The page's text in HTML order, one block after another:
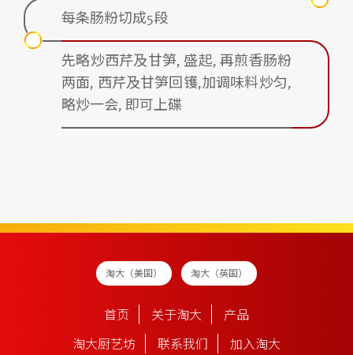
每条肠粉切成5段
先略炒西芹及甘笋, 盛起, 再煎香肠粉
两面, 西芹及甘笋回镬,加调味料炒匀,
略炒一会, 即可上碟
淘大（美国） 淘大（英国）
首页 关于淘大 产品
淘大厨艺坊 联系我们 加入淘大